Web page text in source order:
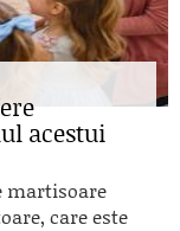
acestui
martisoare
care este